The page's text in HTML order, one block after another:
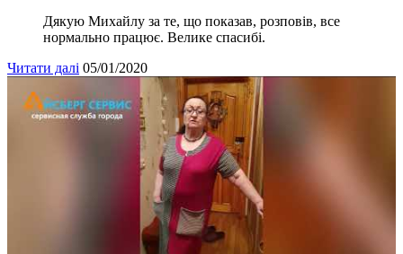
Дякую Михайлу за те, що показав, розповів, все
нормально працює. Велике спасибі.
Читати далі 05/01/2020